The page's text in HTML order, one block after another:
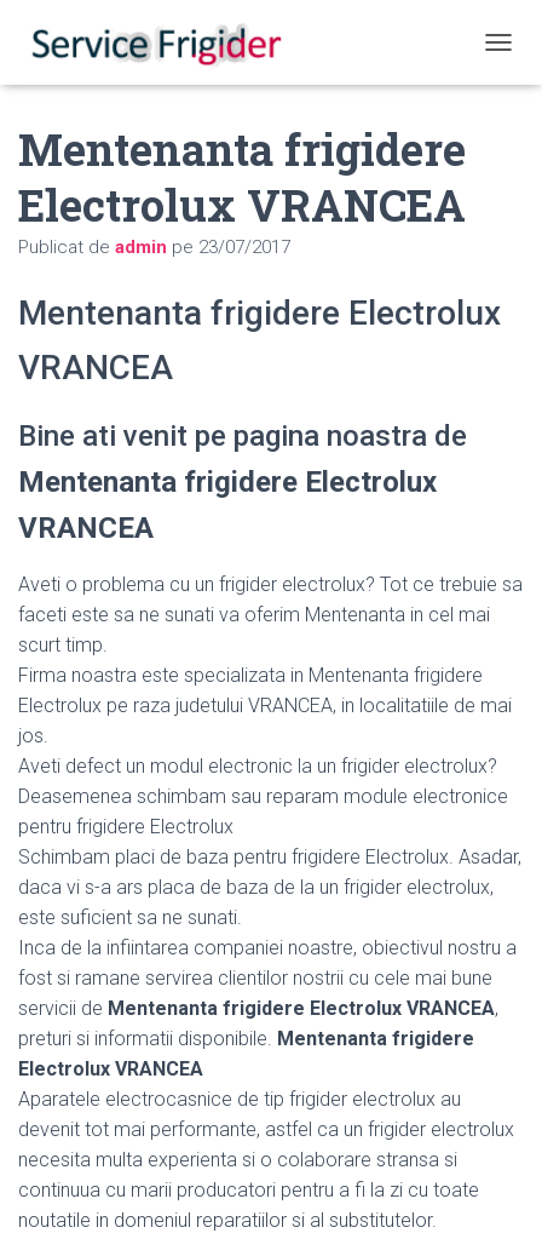
Mentenanta frigidere
Electrolux VRANCEA
Publicat de admin pe 23/07/2017
Mentenanta frigidere Electrolux
VRANCEA
Bine ati venit pe pagina noastra de
Mentenanta frigidere Electrolux
VRANCEA
Aveti o problema cu un frigider electrolux? Tot ce trebuie sa
faceti este sa ne sunati va oferim Mentenanta in cel mai
scurt timp.
Firma noastra este specializata in Mentenanta frigidere
Electrolux pe raza judetului VRANCEA, in localitatiile de mai
jos.
Aveti defect un modul electronic la un frigider electrolux?
Deasemenea schimbam sau reparam module electronice
pentru frigidere Electrolux
Schimbam placi de baza pentru frigidere Electrolux. Asadar,
daca vi s-a ars placa de baza de la un frigider electrolux,
este suficient sa ne sunati.
Inca de la infiintarea companiei noastre, obiectivul nostru a
fost si ramane servirea clientilor nostrii cu cele mai bune
servicii de Mentenanta frigidere Electrolux VRANCEA,
preturi si informatii disponibile. Mentenanta frigidere
Electrolux VRANCEA
Aparatele electrocasnice de tip frigider electrolux au
devenit tot mai performante, astfel ca un frigider electrolux
necesita multa experienta si o colaborare stransa si
continuua cu marii producatori pentru a fi la zi cu toate
noutatile in domeniul reparatiilor si al substitutelor.